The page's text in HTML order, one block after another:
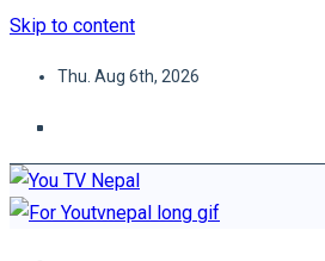
Skip to content
Thu. Aug 6th, 2026